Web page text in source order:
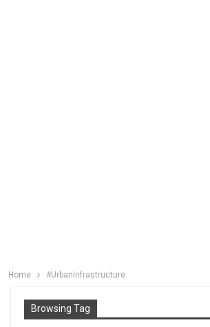
Home #UrbanInfrastructure
Browsing Tag